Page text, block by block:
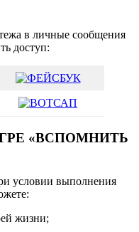
в личные сообщения
доступ:
«ВСПОМНИТЬ
условии выполнения
жизни;